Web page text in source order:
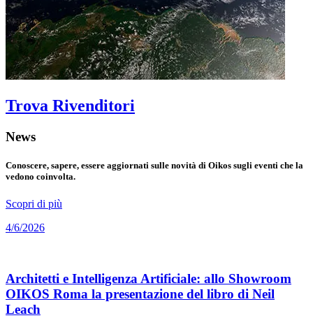
Trova Rivenditori
News
Conoscere, sapere, essere aggiornati sulle novità di Oikos sugli eventi che la
vedono coinvolta.
Scopri di più
4/6/2026
Architetti e Intelligenza Artificiale: allo Showroom
OIKOS Roma la presentazione del libro di Neil
Leach